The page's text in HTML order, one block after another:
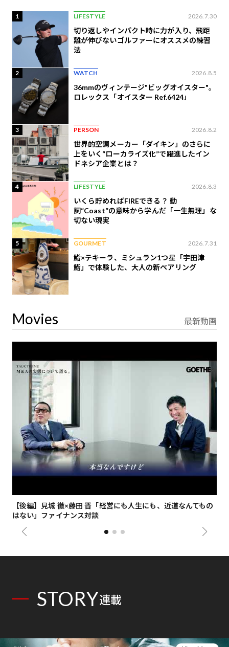
1 LIFESTYLE 2026.7.30
切り返しやインパクト時に力が入り、飛距
離が伸びないゴルファーにオススメの練習
法
2 WATCH 2026.8.5
36mmのヴィンテージ"ビッグオイスター"。
ロレックス「オイスター Ref.6424」
3 PERSON 2026.8.2
世界的空調メーカー「ダイキン」のさらに
上をいく“ローカライズ化”で躍進したイン
ドネシア企業とは？
4 LIFESTYLE 2026.8.3
いくら貯めればFIREできる？ 動
詞“Coast”の意味から学んだ「一生無理」な
切ない現実
5 GOURMET 2026.7.31
鮨×テキーラ、ミシュラン1つ星「宇田津
鮨」で体験した、大人の新ペアリング
Movies 最新動画
【後編】見城 徹×藤田 晋「経営にも人生にも、近道なんてもの
はない」ファイナンス対談
STORY連載